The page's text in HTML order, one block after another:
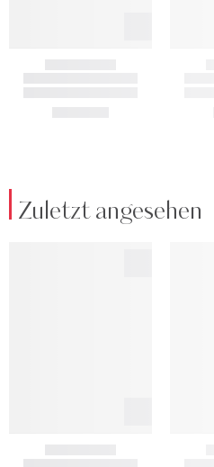
Zuletzt angesehen